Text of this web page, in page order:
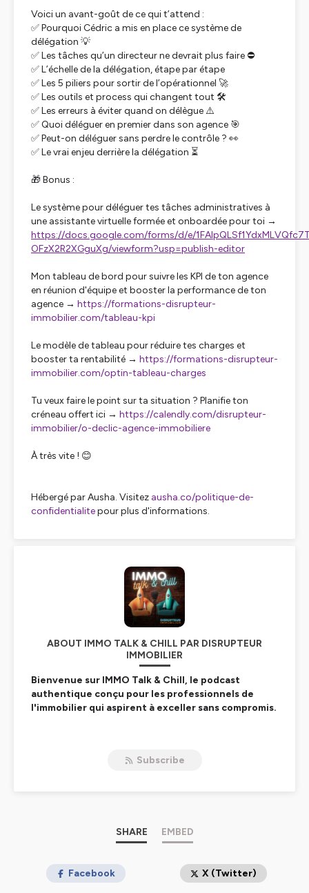
Voici un avant-goût de ce qui t’attend :
✅ Pourquoi Cédric a mis en place ce système de
délégation 💡
✅ Les tâches qu’un directeur ne devrait plus faire ⛔
✅ L’échelle de la délégation, étape par étape
✅ Les 5 piliers pour sortir de l’opérationnel 🚀
✅ Les outils et process qui changent tout 🛠️
✅ Les erreurs à éviter quand on délègue ⚠️
✅ Quoi déléguer en premier dans son agence 🎯
✅ Peut-on déléguer sans perdre le contrôle ? 👀
✅ Le vrai enjeu derrière la délégation ⏳
🎁 Bonus :
Le système pour déléguer tes tâches administratives à
une assistante virtuelle formée et onboardée pour toi →
https://docs.google.com/forms/d/e/
OFzX2R2XGguXg/viewform?usp=publish-editor
Mon tableau de bord pour suivre les KPI de ton agence
en réunion d'équipe et booster la performance de ton
agence → https://formations-disrupteur-
immobilier.com/tableau-kpi
Le modèle de tableau pour réduire tes charges et
booster ta rentabilité → https://formations-disrupteur-
immobilier.com/optin-tableau-charges
Tu veux faire le point sur ta situation ? Planifie ton
créneau offert ici → https://calendly.com/disrupteur-
immobilier/o-declic-agence-immobiliere
À très vite ! 😊
Hébergé par Ausha. Visitez ausha.co/politique-de-
confidentialitepour plus d'informations.
ABOUT IMMO TALK & CHILL PAR DISRUPTEUR
IMMOBILIER
Bienvenue sur IMMO Talk & Chill, le podcast
authentique conçu pour les professionnels de
l'immobilier qui aspirent à exceller sans compromis.
premier plan dans le coaching des conseillers
Notre approche unique repose sur une conviction forte :
mener une vie équilibrée.
Subscribe
SHARE EMBED
Facebook X (Twitter)